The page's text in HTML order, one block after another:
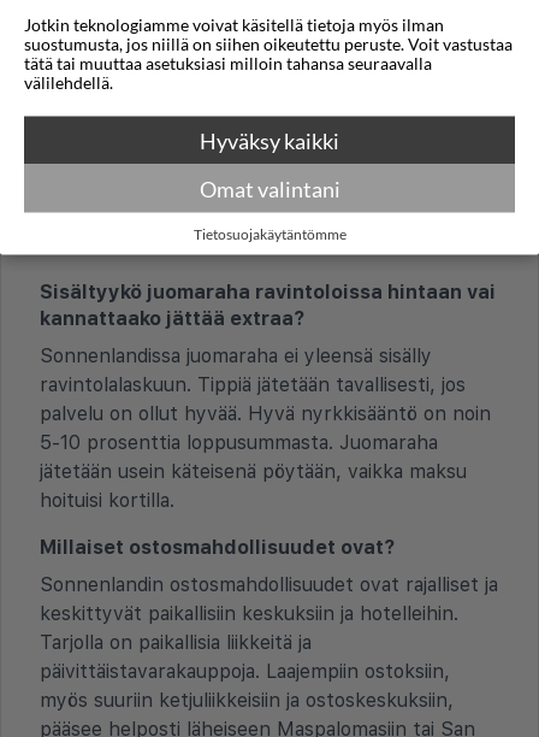
Mitkä luottokortit ja maksutavat ovat yleisiä?
Kansainväliset luottokortit, kuten Visa ja
hyväksytään useimmissa hotelleissa, ravintoloissa
ja isommissa liikkeissä. Pieni määrä käteistä euroina
on silti hyödyllinen, sillä pienet kahvilat ja taksit
voivat suosia käteismaksua. Pankkiautomaatteja on
Sisältyykö juomaraha ravintoloissa hintaan vai
kannattaako jättää extraa?
Sonnenlandissa juomaraha ei yleensä sisälly
ravintolalaskuun. Tippiä jätetään tavallisesti, jos
palvelu on ollut hyvää. Hyvä nyrkkisääntö on noin
5-10 prosenttia loppusummasta. Juomaraha
jätetään usein käteisenä pöytään, vaikka maksu
hoituisi kortilla.
Millaiset ostosmahdollisuudet ovat?
Sonnenlandin ostosmahdollisuudet ovat rajalliset ja
keskittyvät paikallisiin keskuksiin ja hotelleihin.
Tarjolla on paikallisia liikkeitä ja
päivittäistavarakauppoja. Laajempiin ostoksiin,
myös suuriin ketjuliikkeisiin ja ostoskeskuksiin,
pääsee helposti läheiseen Maspalomasiin tai San
Jotkin teknologiamme voivat käsitellä tietoja myös ilman
suostumusta, jos niillä on siihen oikeutettu peruste. Voit vastustaa
tätä tai muuttaa asetuksiasi milloin tahansa seuraavalla
välilehdellä.
Hyväksy kaikki
Omat valintani
Tietosuojakäytäntömme